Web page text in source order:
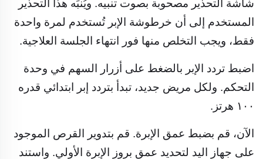
شاشة التحذير مصحوبة بصوت تنبيه. ويُنبِّه هذا التحذير
المستخدم إلى أن خرطوشة الإبر تُستخدم لمرة واحدة
فقط، ويجب التخلص منها فور انتهاء الجلسة العلاجية.
اضبط تردد الإبر بالضغط على أزرار السهم في وحدة
التحكم. ولكل مريض جديد، تبدأ بتردد إبر ابتدائي قدره
١٠٠ هرتز.
الآن، قم بضبط عمق الإبرة. قم بتدوير القرص الموجود
على جهاز اليد لتحديد عمق بروز الإبرة الأولي. واستند